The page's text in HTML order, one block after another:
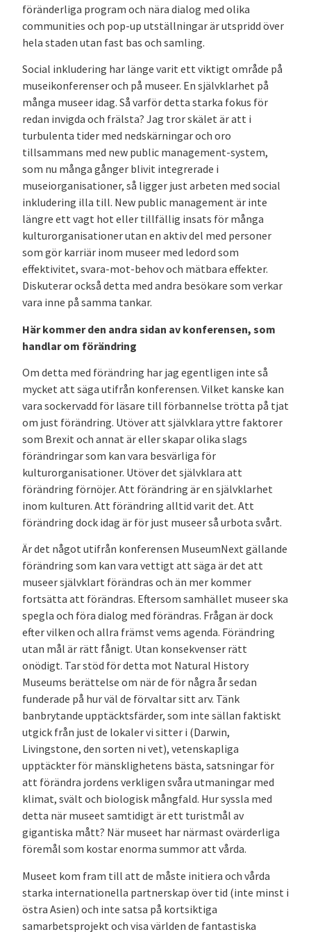
föränderliga program och nära dialog med olika
communities och pop-up utställningar är utspridd över
hela staden utan fast bas och samling.
Social inkludering har länge varit ett viktigt område på
museikonferenser och på museer. En självklarhet på
många museer idag. Så varför detta starka fokus för
redan invigda och frälsta? Jag tror skälet är att i
turbulenta tider med nedskärningar och oro
tillsammans med new public management-system,
som nu många gånger blivit integrerade i
museiorganisationer, så ligger just arbeten med social
inkludering illa till. New public management är inte
längre ett vagt hot eller tillfällig insats för många
kulturorganisationer utan en aktiv del med personer
som gör karriär inom museer med ledord som
effektivitet, svara-mot-behov och mätbara effekter.
Diskuterar också detta med andra besökare som verkar
vara inne på samma tankar.
Här kommer den andra sidan av konferensen, som
handlar om förändring
Om detta med förändring har jag egentligen inte så
mycket att säga utifrån konferensen. Vilket kanske kan
vara sockervadd för läsare till förbannelse trötta på tjat
om just förändring. Utöver att självklara yttre faktorer
som Brexit och annat är eller skapar olika slags
förändringar som kan vara besvärliga för
kulturorganisationer. Utöver det självklara att
förändring förnöjer. Att förändring är en självklarhet
inom kulturen. Att förändring alltid varit det. Att
förändring dock idag är för just museer så urbota svårt.
Är det något utifrån konferensen MuseumNext gällande
förändring som kan vara vettigt att säga är det att
museer självklart förändras och än mer kommer
fortsätta att förändras. Eftersom samhället museer ska
spegla och föra dialog med förändras. Frågan är dock
efter vilken och allra främst vems agenda. Förändring
utan mål är rätt fånigt. Utan konsekvenser rätt
onödigt. Tar stöd för detta mot Natural History
Museums berättelse om när de för några år sedan
funderade på hur väl de förvaltar sitt arv. Tänk
banbrytande upptäcktsfärder, som inte sällan faktiskt
utgick från just de lokaler vi sitter i (Darwin,
Livingstone, den sorten ni vet), vetenskapliga
upptäckter för mänsklighetens bästa, satsningar för
att förändra jordens verkligen svåra utmaningar med
klimat, svält och biologisk mångfald. Hur syssla med
detta när museet samtidigt är ett turistmål av
gigantiska mått? När museet har närmast ovärderliga
föremål som kostar enorma summor att vårda.
Museet kom fram till att de måste initiera och vårda
starka internationella partnerskap över tid (inte minst i
östra Asien) och inte satsa på kortsiktiga
samarbetsprojekt och visa världen de fantastiska